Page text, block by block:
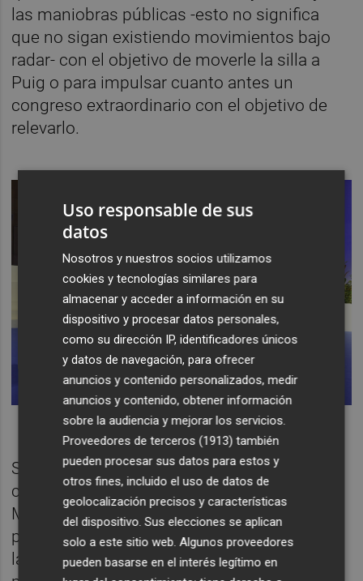
las maniobras públicas -esto no significa
que no sigan existiendo movimientos bajo
radar- con el objetivo de moverle la silla a
Puig o para impulsar cuanto antes un
congreso extraordinario con el objetivo de
relevarlo.
Sin embargo, en los últimos días, la
constitución de la Federación Española de
Municipios y Provincias (FEMP) ha servido
para detectar cierta reactivación de Bielsa a
la búsqueda de una mejora de su
Uso responsable de sus
datos
Nosotros y nuestros socios utilizamos
cookies y tecnologías similares para
almacenar y acceder a información en su
dispositivo y procesar datos personales,
como su dirección IP, identificadores únicos
y datos de navegación, para ofrecer
anuncios y contenido personalizados, medir
anuncios y contenido, obtener información
sobre la audiencia y mejorar los servicios.
Proveedores de terceros (1913) también
pueden procesar sus datos para estos y
otros fines, incluido el uso de datos de
geolocalización precisos y características
del dispositivo. Sus elecciones se aplican
solo a este sitio web. Algunos proveedores
pueden basarse en el interés legítimo en